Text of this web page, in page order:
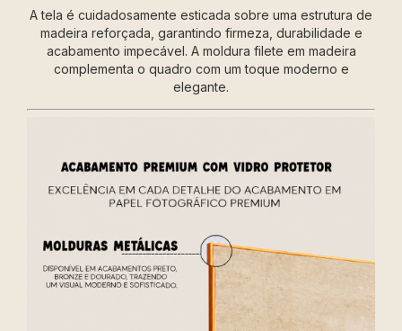
A tela é cuidadosamente esticada sobre uma estrutura de
madeira reforçada, garantindo firmeza, durabilidade e
acabamento impecável. A moldura filete em madeira
complementa o quadro com um toque moderno e
elegante.